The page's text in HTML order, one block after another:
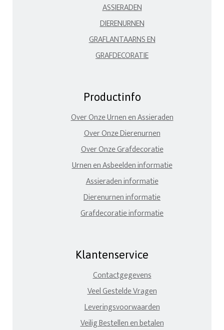
ASSIERADEN
DIERENURNEN
GRAFLANTAARNS EN
GRAFDECORATIE
Productinfo
Over Onze Urnen en Assieraden
Over Onze Dierenurnen
Over Onze Grafdecoratie
Urnen en Asbeelden informatie
Assieraden informatie
Dierenurnen informatie
Grafdecoratie informatie
Klantenservice
Contactgegevens
Veel Gestelde Vragen
Leveringsvoorwaarden
Veilig Bestellen en betalen